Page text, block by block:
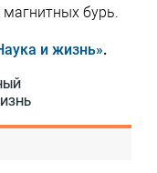
бурь.
и жизнь».